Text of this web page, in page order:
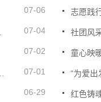
07-06
07-04
07-02
07-01
06-29
志愿践
社团风
童心映
“为爱
红色铸